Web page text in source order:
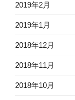
2019年2月
2019年1月
2018年12月
2018年11月
2018年10月